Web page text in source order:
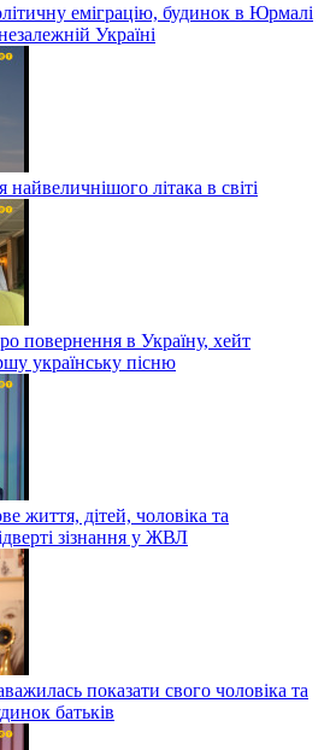
еміграцію, будинок в Юрмалі
Україні
найвеличнішого літака в світі
повернення в Україну, хейт
українську пісню
життя, дітей, чоловіка та
зізнання у ЖВЛ
показати свого чоловіка та
батьків